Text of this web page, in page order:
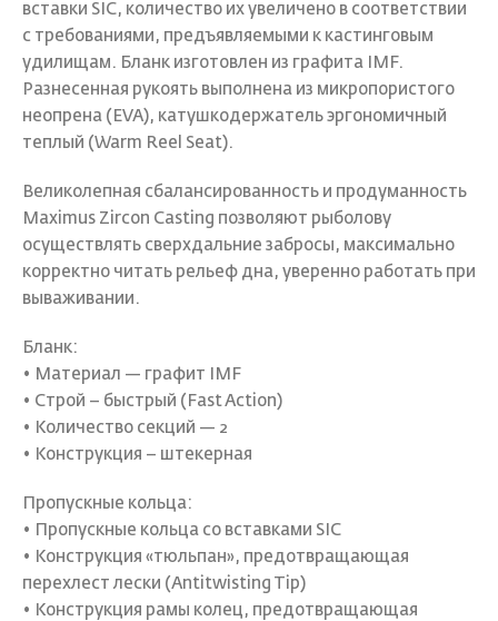
вставки SIC, количество их увеличено в соответствии
с требованиями, предъявляемыми к кастинговым
удилищам. Бланк изготовлен из графита IMF.
Разнесенная рукоять выполнена из микропористого
неопрена (EVA), катушкодержатель эргономичный
теплый (Warm Reel Seat).
Великолепная сбалансированность и продуманность
Maximus Zircon Casting позволяют рыболову
осуществлять сверхдальние забросы, максимально
корректно читать рельеф дна, уверенно работать при
вываживании.
Бланк:
• Материал — графит IMF
• Строй – быстрый (Fast Action)
• Количество секций — 2
• Конструкция – штекерная
Пропускные кольца:
• Пропускные кольца cо вставками SIC
• Конструкция «тюльпан», предотвращающая
перехлест лески (Antitwisting Tip)
• Конструкция рамы колец, предотвращающая